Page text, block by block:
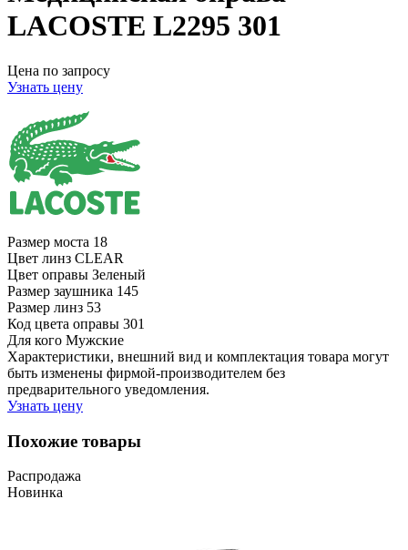
LACOSTE L2295 301
Цена по запросу
Узнать цену
Размер моста 18
Цвет линз CLEAR
Цвет оправы Зеленый
Размер заушника 145
Размер линз 53
Код цвета оправы 301
Для кого Мужские
Характеристики, внешний вид и комплектация товара могут
быть изменены фирмой-производителем без
предварительного уведомления.
Узнать цену
Похожие товары
Распродажа
Новинка